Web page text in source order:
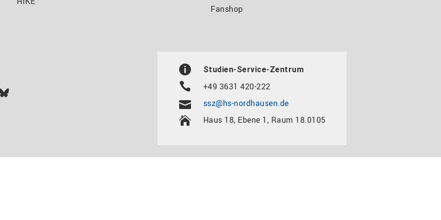
Fanshop
Studien-Service-Zentrum
+49 3631 420-222
ssz@hs-nordhausen.de
Haus 18, Ebene 1, Raum 18.0105